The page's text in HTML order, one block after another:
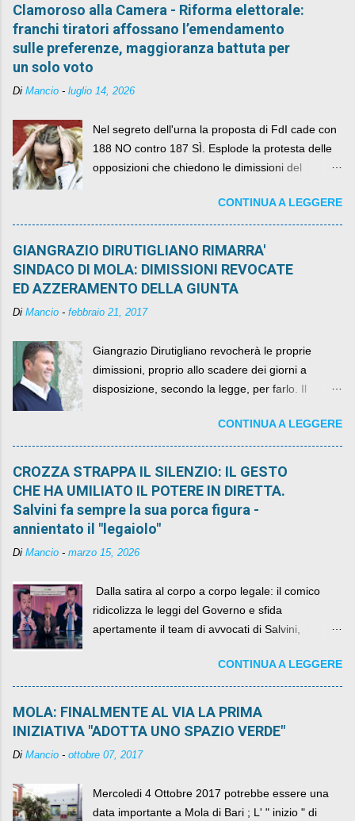
Clamoroso alla Camera - Riforma elettorale:
franchi tiratori affossano l’emendamento
sulle preferenze, maggioranza battuta per
un solo voto
Di Mancio - luglio 14, 2026
Nel segreto dell'urna la proposta di FdI cade con
188 NO contro 187 SÌ. Esplode la protesta delle
opposizioni che chiedono le dimissioni del
CONTINUA A LEGGERE
GIANGRAZIO DIRUTIGLIANO RIMARRA'
SINDACO DI MOLA: DIMISSIONI REVOCATE
ED AZZERAMENTO DELLA GIUNTA
Di Mancio - febbraio 21, 2017
Giangrazio Dirutigliano revocherà le proprie
dimissioni, proprio allo scadere dei giorni a
disposizione, secondo la legge, per farlo. Il
quelli che si auspicavano il contrario.CONTINUA A LEGGERE
CROZZA STRAPPA IL SILENZIO: IL GESTO
CHE HA UMILIATO IL POTERE IN DIRETTA.
Salvini fa sempre la sua porca figura -
annientato il "legaiolo"
Di Mancio - marzo 15, 2026
​ Dalla satira al corpo a corpo legale: il comico
ridicolizza le leggi del Governo e sfida
apertamente il team di avvocati di Salvini,
CONTINUA A LEGGERE
MOLA: FINALMENTE AL VIA LA PRIMA
INIZIATIVA "ADOTTA UNO SPAZIO VERDE"
Di Mancio - ottobre 07, 2017
Mercoledi 4 Ottobre 2017 potrebbe essere una
data importante a Mola di Bari ; L' " inizio " di